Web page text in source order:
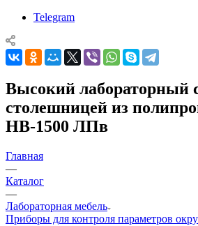
Telegram
Высокий лабораторный
столешницей из
НВ-1500 ЛПв
Главная
—
Каталог
—
Лабораторная мебель
Приборы для контроля параметров